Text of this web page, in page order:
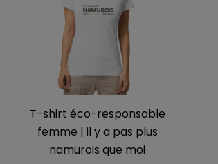
T-shirt éco-responsable
femme | il y a pas plus
namurois que moi